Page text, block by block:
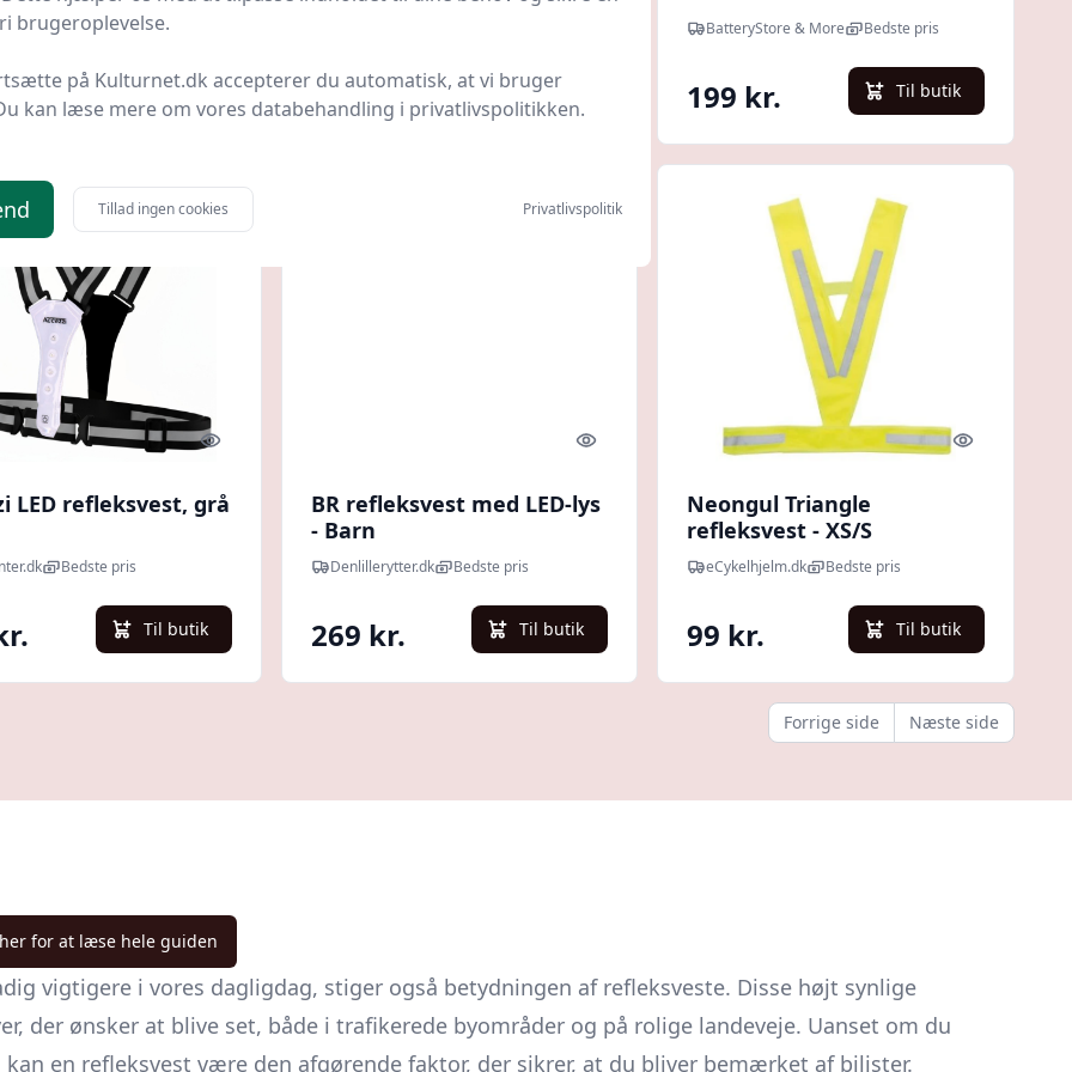
Bedste pris
Til butik 29 kr. Til butik
BatteryStore & More Bedste pris
199 kr. Til butik
Quick look
LED refleksvest, grå
Bedste pris
Til butik
Quick look
BR refleksvest med LED-lys
- Barn
Denlillerytter.dk Bedste pris
269 kr. Til butik
Quick look
Neongul Triangle
refleksvest - XS/S
eCykelhjelm.dk Bedste pris
99 kr. Til butik
Forrige side Næste side
for at læse hele guiden
vigtigere i vores dagligdag, stiger også betydningen af refleksveste. Disse højt synlige
der ønsker at blive set, både i trafikerede byområder og på rolige landeveje. Uanset om du
en refleksvest være den afgørende faktor, der sikrer, at du bliver bemærket af bilister.
brugeroplevelse.
på Kulturnet.dk accepterer du automatisk, at vi bruger
kan læse mere om vores databehandling i privatlivspolitikken.
Tillad ingen cookies Privatlivspolitik